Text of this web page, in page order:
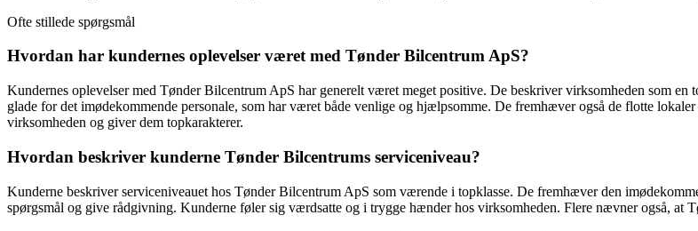
Ofte stillede spørgsmål
Hvordan har kundernes oplevelser været med Tønder Bilcentrum ApS?
Kundernes oplevelser med Tønder Bilcentrum ApS har generelt været meget positive. De beskriver virksomheden som
glade for det imødekommende personale, som har været både venlige og hjælpsomme. De fremhæver også de flotte
virksomheden og giver dem topkarakterer.
Hvordan beskriver kunderne Tønder Bilcentrums serviceniveau?
Kunderne beskriver serviceniveauet hos Tønder Bilcentrum ApS som værende i topklasse. De fremhæver den
spørgsmål og give rådgivning. Kunderne føler sig værdsatte og i trygge hænder hos virksomheden. Flere nævner også,